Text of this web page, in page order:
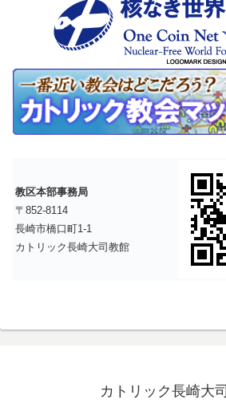
教区本部事務局
〒852-8114
長崎市橋口町1-1
カトリック長崎大司教館
カトリック長崎大